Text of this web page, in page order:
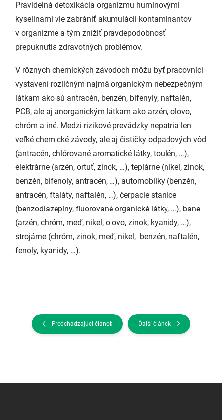
Pravidelná detoxikácia organizmu humínovými
kyselinami vie zabrániť akumulácii kontaminantov
v organizme a tým znížiť pravdepodobnosť
prepuknutia zdravotných problémov.
V rôznych chemických závodoch môžu byť pracovníci
vystavení rozličným najmä organickým nebezpečným
látkam ako sú antracén, benzén, bifenyly, naftalén,
PCB, ale aj anorganickým látkam ako arzén, olovo,
chróm a iné. Medzi rizikové prevádzky nepatria len
veľké chemické závody, ale aj čističky odpadových vôd
(antracén, chlórované aromatické látky, toulén, …),
elektrárne (arzén, ortuť, zinok, …), teplárne (nikel, zinok,
benzén, bifenoly, antracén, …), automobilky (benzén,
antracén, ftaláty, naftalén, …), čerpacie stanice
(benzodiazepíny, fluorované organické látky, …), bane
(arzén, chróm, meď, nikel, olovo, zinok, kyanidy, …),
strojárne (chróm, zinok, meď, nikel, benzén, naftalén,
fenoly, kyanidy, …).
Predchádzajúci článok Ďalší článok